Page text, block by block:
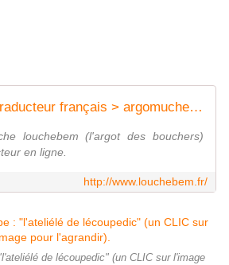
Louchebem.fr - Traducteur français > argomuche louchébem
louchebem (l'argot des bouchers)
en ligne.
http://www.louchebem.fr/
de lécoupedic" (un CLIC sur l'image